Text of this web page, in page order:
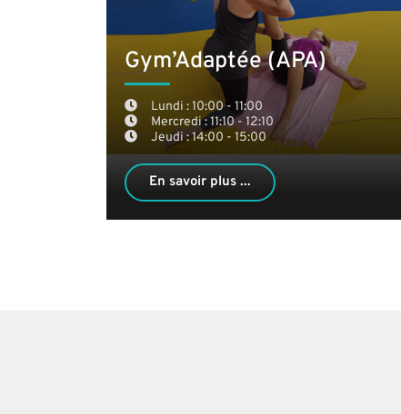
Gym’Adaptée (APA)
Lundi : 10:00 - 11:00
Mercredi : 11:10 - 12:10
Jeudi : 14:00 - 15:00
En savoir plus ...